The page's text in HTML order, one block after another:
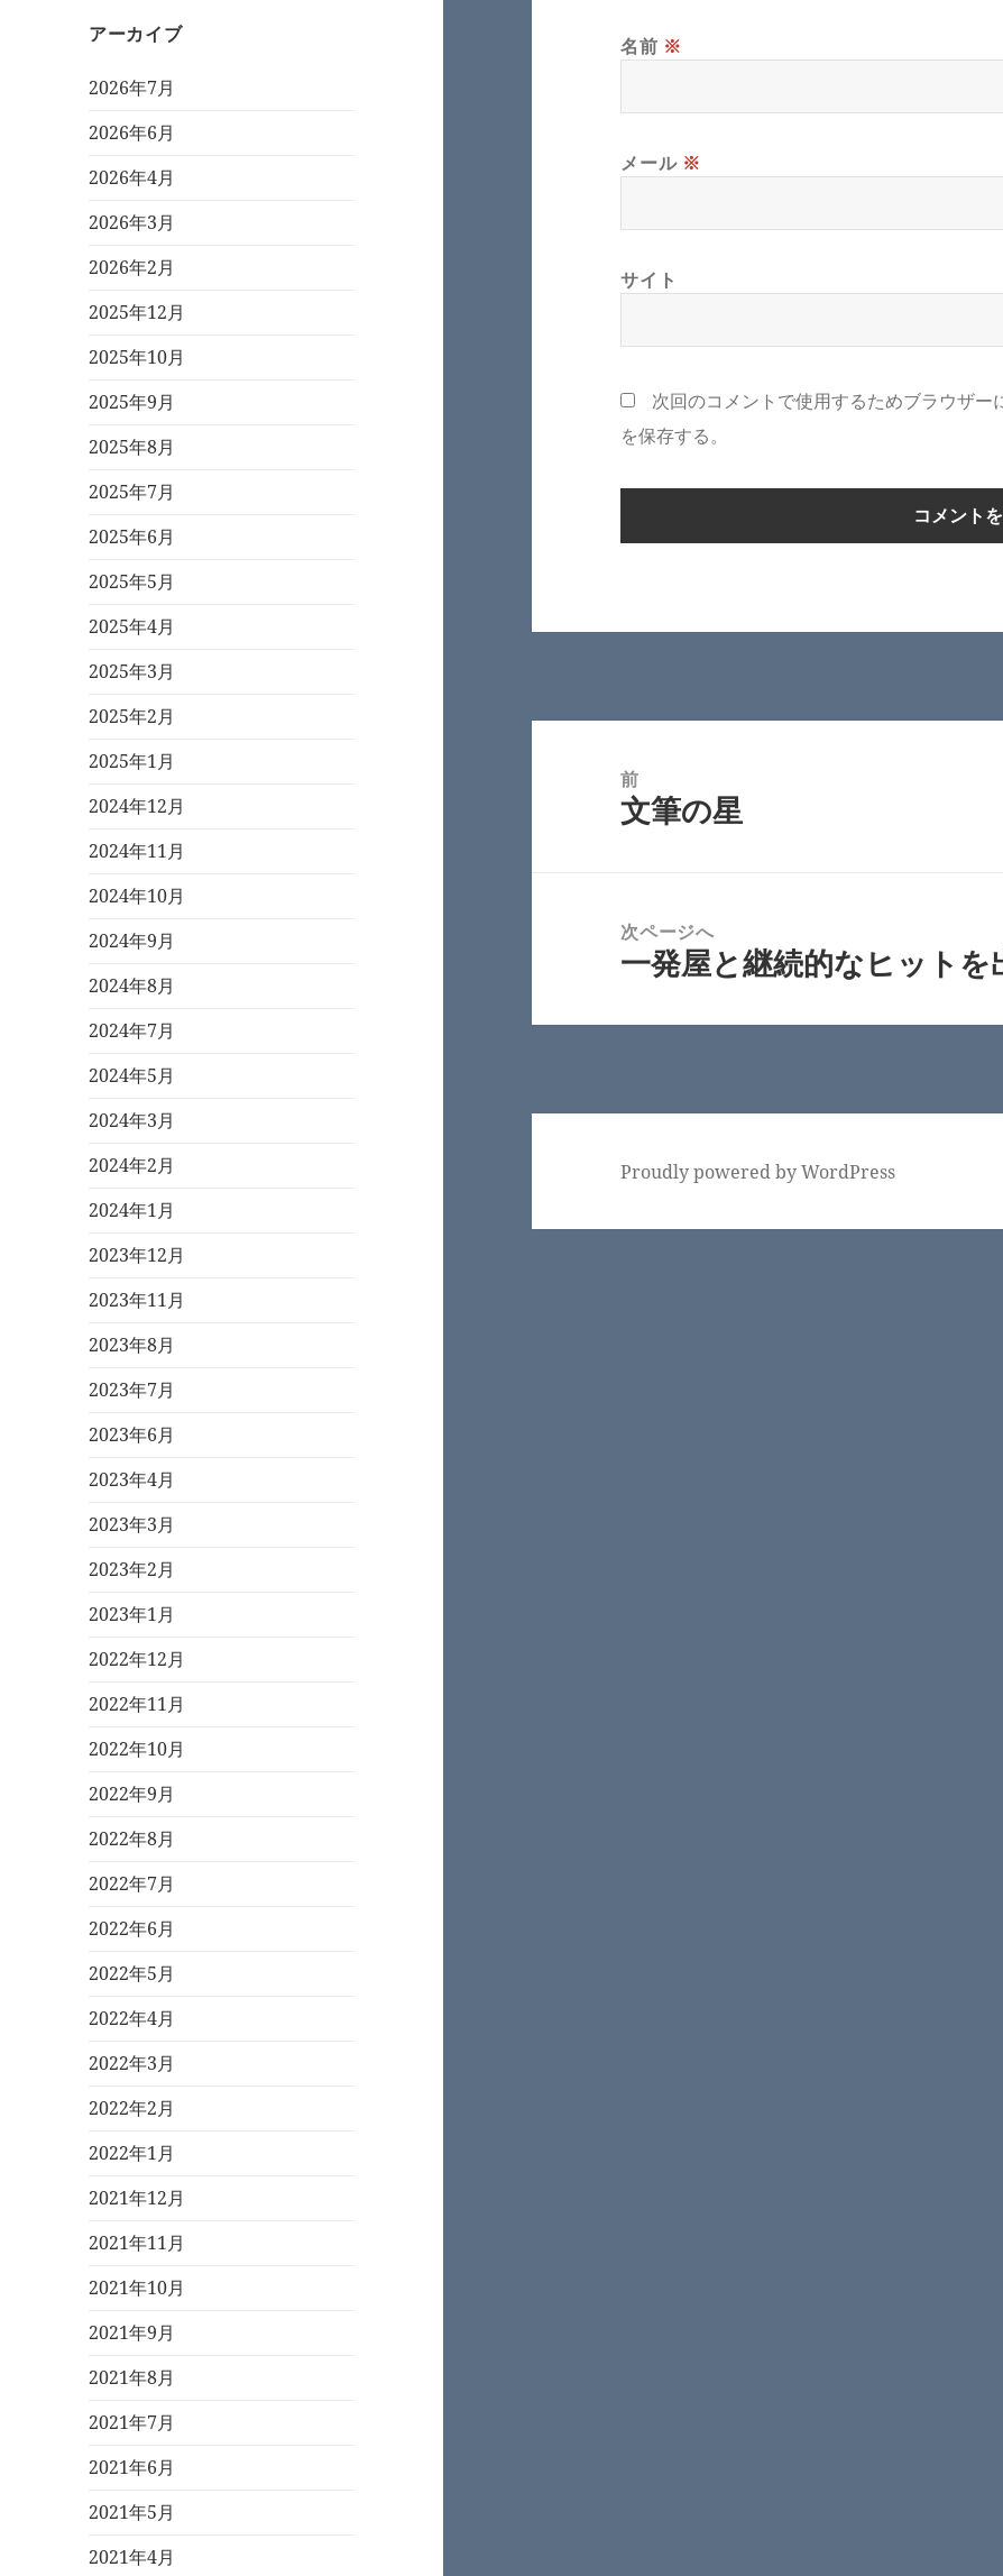
アーカイブ
2026年7月
2026年6月
2026年4月
2026年3月
2026年2月
2025年12月
2025年10月
2025年9月
2025年8月
2025年7月
2025年6月
2025年5月
2025年4月
2025年3月
2025年2月
2025年1月
2024年12月
2024年11月
2024年10月
2024年9月
2024年8月
2024年7月
2024年5月
2024年3月
2024年2月
2024年1月
2023年12月
2023年11月
2023年8月
2023年7月
2023年6月
2023年4月
2023年3月
2023年2月
2023年1月
2022年12月
2022年11月
2022年10月
2022年9月
2022年8月
2022年7月
2022年6月
2022年5月
2022年4月
2022年3月
2022年2月
2022年1月
2021年12月
2021年11月
2021年10月
2021年9月
2021年8月
2021年7月
2021年6月
2021年5月
2021年4月
名前 ※
メール ※
サイト
次回のコメントで使用するためブラウザー
を保存する。
前
前
文筆の星
次ページへ
次
投
一発屋と継続的なヒットを
Proudly powered by WordPress